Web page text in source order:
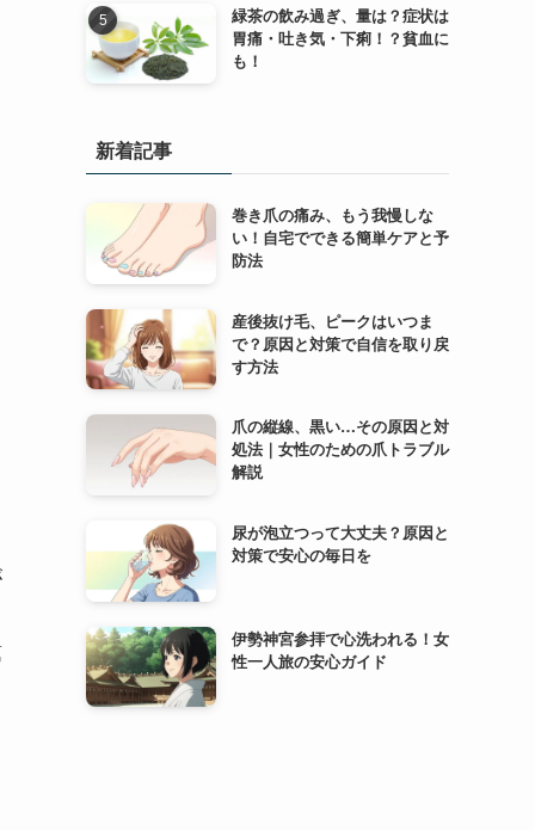
緑茶の飲み過ぎ、量は？症状は
胃痛・吐き気・下痢！？貧血に
も！
新着記事
巻き爪の痛み、もう我慢しな
い！自宅でできる簡単ケアと予
防法
産後抜け毛、ピークはいつま
で？原因と対策で自信を取り戻
す方法
爪の縦線、黒い…その原因と対
処法｜女性のための爪トラブル
解説
尿が泡立つって大丈夫？原因と
対策で安心の毎日を
伊勢神宮参拝で心洗われる！女
性一人旅の安心ガイド